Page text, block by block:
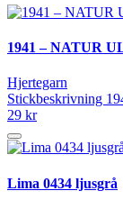
1941 – NATUR
Hjertegarn
Stickbeskrivning
29 kr
Lima 0434 ljusgrå